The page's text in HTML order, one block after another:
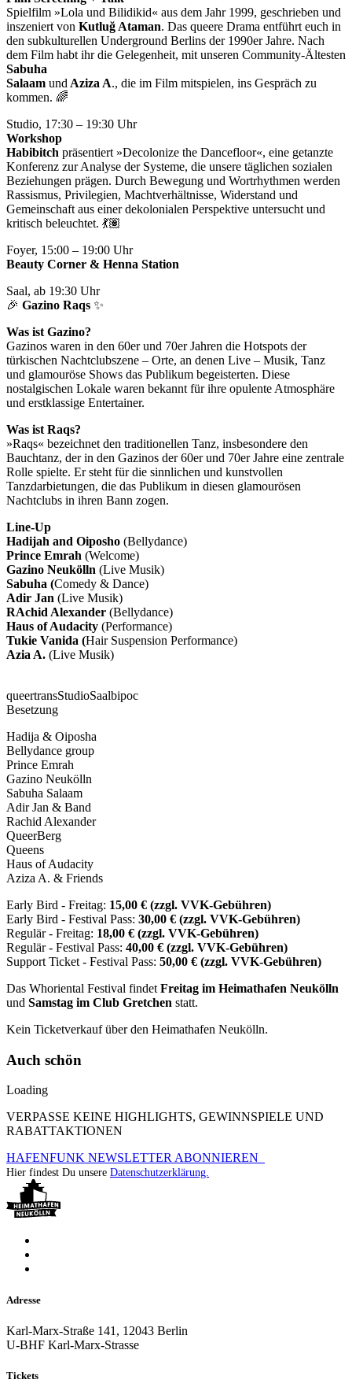
Spielfilm »Lola und Bilidikid« aus dem Jahr 1999, geschrieben und
inszeniert von Kutluğ Ataman. Das queere Drama entführt euch in
den subkulturellen Underground Berlins der 1990er Jahre. Nach
dem Film habt ihr die Gelegenheit, mit unseren Community-Ältesten
Sabuha
Salaam und Aziza A., die im Film mitspielen, ins Gespräch zu
kommen. 🌈
Studio, 17:30 – 19:30 Uhr
Workshop
Habibitch präsentiert »Decolonize the Dancefloor«, eine getanzte
Konferenz zur Analyse der Systeme, die unsere täglichen sozialen
Beziehungen prägen. Durch Bewegung und Wortrhythmen werden
Rassismus, Privilegien, Machtverhältnisse, Widerstand und
Gemeinschaft aus einer dekolonialen Perspektive untersucht und
kritisch beleuchtet. 💃🏽
Foyer, 15:00 – 19:00 Uhr
Beauty Corner & Henna Station
Saal, ab 19:30 Uhr
🎉 Gazino Raqs​ ✨
Was ist Gazino?
Gazinos waren in den 60er und 70er Jahren die Hotspots der
türkischen Nachtclubszene – Orte, an denen Live – Musik, Tanz
und glamouröse Shows das Publikum begeisterten. Diese
nostalgischen Lokale waren bekannt für ihre opulente Atmosphäre
und erstklassige Entertainer.
Was ist Raqs?
»Raqs« bezeichnet den traditionellen Tanz, insbesondere den
Bauchtanz, der in den Gazinos der 60er und 70er Jahre eine zentrale
Rolle spielte. Er steht für die sinnlichen und kunstvollen
Tanzdarbietungen, die das Publikum in diesen glamourösen
Nachtclubs in ihren Bann zogen.
Line-Up
Hadijah and Oiposho (Bellydance)
Prince Emrah (Welcome)
Gazino Neukölln (Live Musik)
Sabuha (Comedy & Dance)
Adir Jan (Live Musik)
RAchid Alexander (Bellydance)
Haus of Audacity (Performance)
Tukie Vanida (Hair Suspension Performance)
Azia A. (Live Musik)
queertransStudioSaalbipoc
Besetzung
Hadija & Oiposha
Bellydance group
Prince Emrah
Gazino Neukölln
Sabuha Salaam
Adir Jan & Band
Rachid Alexander
QueerBerg
Queens
Haus of Audacity
Aziza A. & Friends
Early Bird - Freitag: 15,00 € (zzgl. VVK-Gebühren)
Early Bird - Festival Pass: 30,00 € (zzgl. VVK-Gebühren)
Regulär - Freitag: 18,00 € (zzgl. VVK-Gebühren)
Regulär - Festival Pass: 40,00 € (zzgl. VVK-Gebühren)
Support Ticket - Festival Pass: 50,00 € (zzgl. VVK-Gebühren)
Das Whoriental Festival findet Freitag im Heimathafen Neukölln
und Samstag im Club Gretchen statt.
Kein Ticketverkauf über den Heimathafen Neukölln.
Auch schön
Loading
VERPASSE KEINE HIGHLIGHTS, GEWINNSPIELE UND
RABATTAKTIONEN
HAFENFUNK NEWSLETTER ABONNIEREN
Hier findest Du unsere Datenschutzerklärung.
Adresse
Karl-Marx-Straße 141, 12043 Berlin
U-BHF Karl-Marx-Strasse
Tickets